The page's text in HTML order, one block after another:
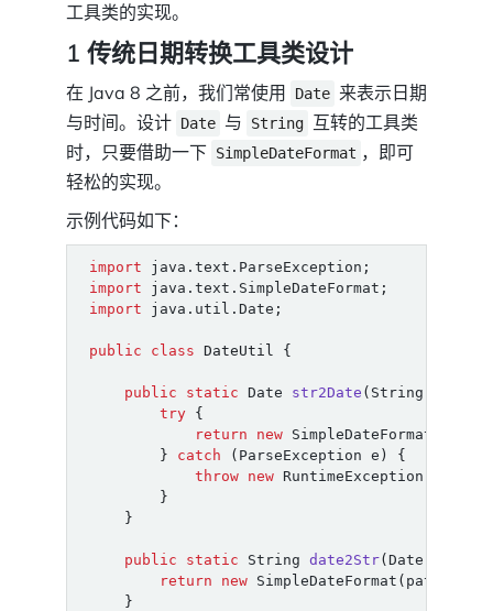
工具类的实现。
1 传统日期转换工具类设计
在 Java 8 之前，我们常使用 Date 来表示日期
与时间。设计 Date 与 String 互转的工具类
时，只要借助一下 SimpleDateFormat ，即可
轻松的实现。
示例代码如下：
import java.text.ParseException ;
import
java.text.SimpleDateFormat ;
import
java.util.Date ;
public class DateUtil {
public static Date str2Date ( String
try {
return
new SimpleDateFormat
}
catch ( ParseException e )
{
throw new RuntimeException
}
}
public static String date2Str( Date
return
new SimpleDateFormat ( pattern
}